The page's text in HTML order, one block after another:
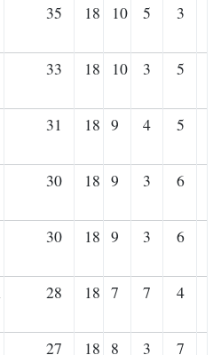
35 18 10 5 3
33 18 10 3 5
31 18 9 4 5
30 18 9 3 6
30 18 9 3 6
28 18 7 7 4
27 18 8 3 7